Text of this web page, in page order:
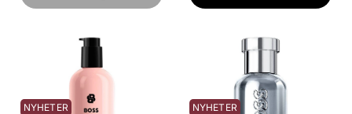
NYHETER NYHETER